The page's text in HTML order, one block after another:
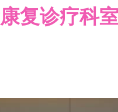
复诊疗科